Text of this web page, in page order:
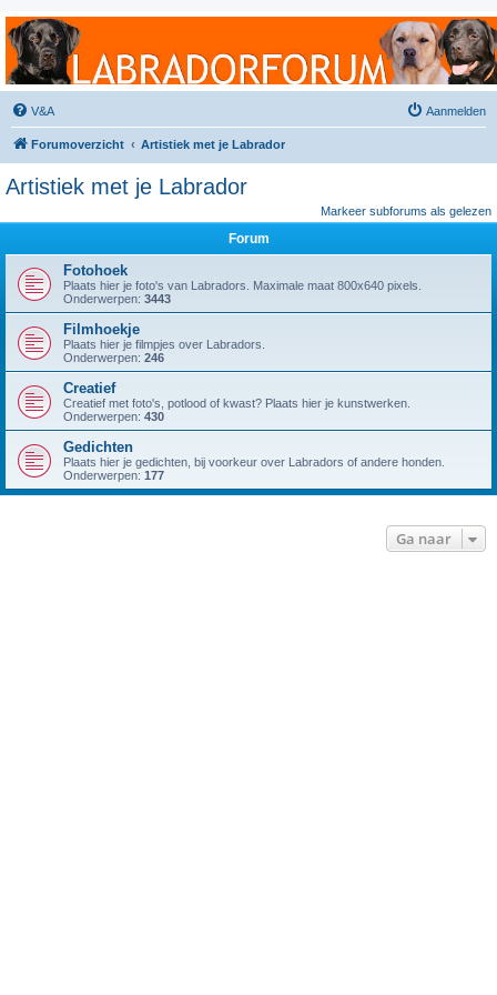
Labradorforum
Het gezelligste Labradorforum van Nederland en België!
V&A Aanmelden
Forumoverzicht Artistiek met je Labrador
Artistiek met je Labrador
Markeer subforums als gelezen
Forum
Fotohoek
Plaats hier je foto's van Labradors. Maximale maat 800x640 pixels.
Onderwerpen: 3443
Filmhoekje
Plaats hier je filmpjes over Labradors.
Onderwerpen: 246
Creatief
Creatief met foto's, potlood of kwast? Plaats hier je kunstwerken.
Onderwerpen: 430
Gedichten
Plaats hier je gedichten, bij voorkeur over Labradors of andere honden.
Onderwerpen: 177
Ga naar